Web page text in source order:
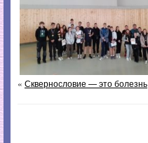
« Сквернословие — это болезнь